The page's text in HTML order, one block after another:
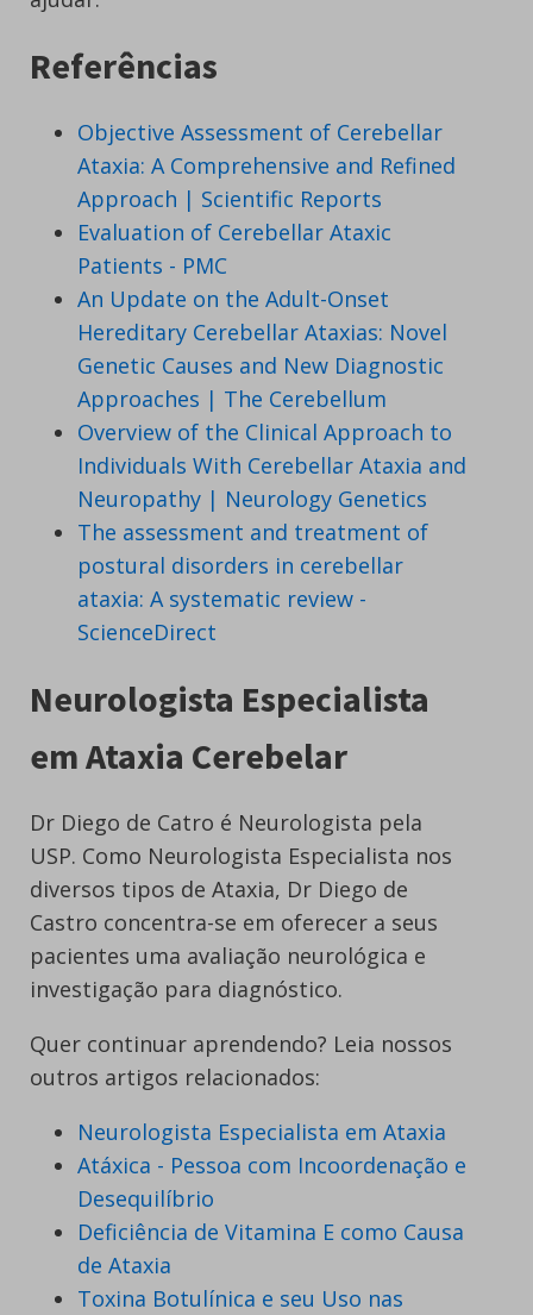
Referências
Objective Assessment of Cerebellar
Ataxia: A Comprehensive and Refined
Approach | Scientific Reports
Evaluation of Cerebellar Ataxic
Patients - PMC
An Update on the Adult-Onset
Hereditary Cerebellar Ataxias: Novel
Genetic Causes and New Diagnostic
Approaches | The Cerebellum
Overview of the Clinical Approach to
Individuals With Cerebellar Ataxia and
Neuropathy | Neurology Genetics
The assessment and treatment of
postural disorders in cerebellar
ataxia: A systematic review -
ScienceDirect
Neurologista Especialista
em Ataxia Cerebelar
Dr Diego de Catro é Neurologista pela
USP. Como Neurologista Especialista nos
diversos tipos de Ataxia, Dr Diego de
Castro concentra-se em oferecer a seus
pacientes uma avaliação neurológica e
investigação para diagnóstico.
Quer continuar aprendendo? Leia nossos
outros artigos relacionados:
Neurologista Especialista em Ataxia
Atáxica - Pessoa com Incoordenação e
Desequilíbrio
Deficiência de Vitamina E como Causa
de Ataxia
Toxina Botulínica e seu Uso nas